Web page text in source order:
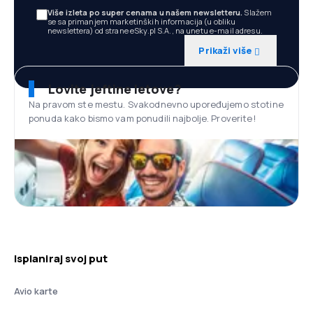
Više izleta po super cenama u našem newsletteru. Slažem
se sa primanjem marketinških informacija (u obliku
newslettera) od strane eSky.pl S.A., na unetu e-mail adresu.
Prikaži više
Lovite jeftine letove?
Na pravom ste mestu. Svakodnevno upoređujemo stotine
ponuda kako bismo vam ponudili najbolje. Proverite!
Isplaniraj svoj put
Avio karte